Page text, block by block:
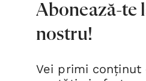
Abonează-te
nostru!
Vei primi conținut